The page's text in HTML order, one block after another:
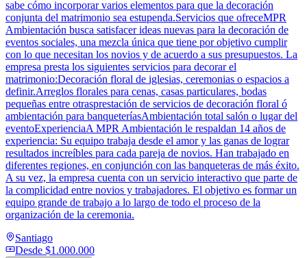
sabe cómo incorporar varios elementos para que la decoración
conjunta del matrimonio sea estupenda.Servicios que ofreceMPR
Ambientación busca satisfacer ideas nuevas para la decoración de
eventos sociales, una mezcla única que tiene por objetivo cumplir
con lo que necesitan los novios y de acuerdo a sus presupuestos. La
empresa presta los siguientes servicios para decorar el
matrimonio:Decoración floral de iglesias, ceremonias o espacios a
definir.Arreglos florales para cenas, casas particulares, bodas
pequeñas entre otrasprestación de servicios de decoración floral ó
ambientación para banqueteríasAmbientación total salón o lugar del
eventoExperienciaA MPR Ambientación le respaldan 14 años de
experiencia: Su equipo trabaja desde el amor y las ganas de lograr
resultados increíbles para cada pareja de novios. Han trabajado en
diferentes regiones, en conjunción con las banqueteras de más éxito.
A su vez, la empresa cuenta con un servicio interactivo que parte de
la complicidad entre novios y trabajadores. El objetivo es formar un
equipo grande de trabajo a lo largo de todo el proceso de la
organización de la ceremonia.
Santiago
Desde $1.000.000